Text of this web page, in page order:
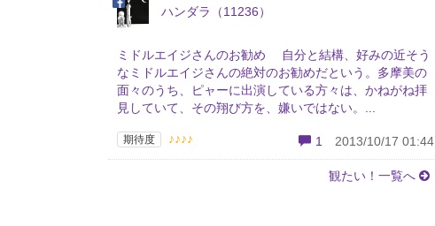
ハンダラ（11236）
ミドルエイジさんのお勧め 自分と結構、好みの近そう
なミドルエイジさんの絶対のお勧めだという。多摩美の
面々のうち、ピャーに出演している方々は、かねがね拝
見していて、その翔び方を、嫌いではない。...
期待度 ♪♪♪♪ 1 2013/10/17 01:44
観たい！一覧へ